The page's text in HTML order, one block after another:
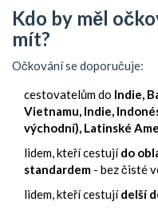
Kdo by měl
mít?
Očkování se doporučuje:
cestovatelům do Indie,
Vietnamu, Indie,
východní), Latinské
lidem, kteří cestujído
standardem - bez čisté
lidem, kteří cestujídelší